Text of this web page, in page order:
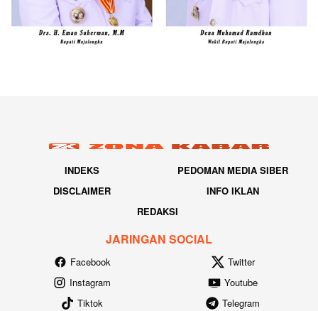
INDEKS
PEDOMAN MEDIA SIBER
DISCLAIMER
INFO IKLAN
REDAKSI
JARINGAN SOCIAL
Facebook
Twitter
Instagram
Youtube
Tiktok
Telegram